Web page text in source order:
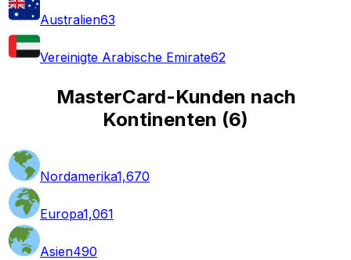
Australien63
Vereinigte Arabische Emirate62
MasterCard-Kunden nach
Kontinenten (6)
Nordamerika1,670
Europa1,061
Asien490